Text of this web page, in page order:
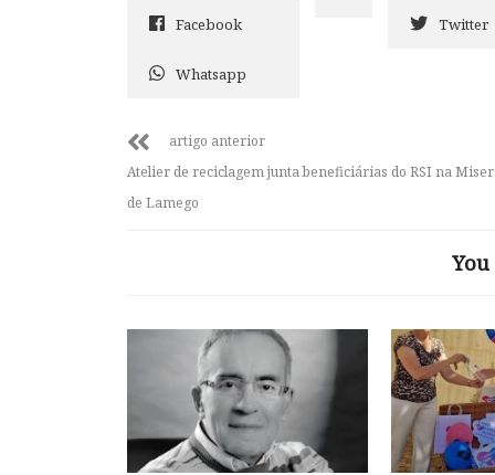
Facebook Twitter
Whatsapp
artigo anterior
Atelier de reciclagem junta beneficiárias do RSI na
de Lamego